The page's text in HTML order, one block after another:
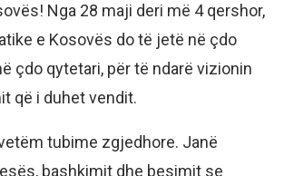
Nga 28 maji deri më 4 qershor,
e Kosovës do të jetë në çdo
çdo qytetari, për të ndarë vizionin
që i duhet vendit.
tubime zgjedhore. Janë
bashkimit dhe besimit se